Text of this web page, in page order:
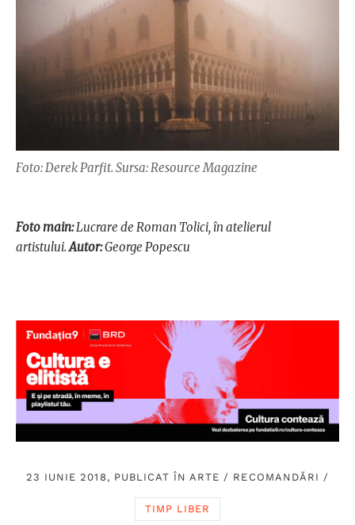
Foto: Derek Parfit. Sursa: Resource Magazine
Foto main:Lucrare de Roman Tolici, în atelierul
artistului.Autor:George Popescu
23 IUNIE 2018, PUBLICAT ÎN ARTE / RECOMANDĂRI /
TIMP LIBER